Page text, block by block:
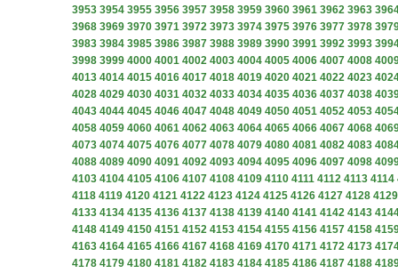
3953 3954 3955 3956 3957 3958 3959 3960 3961 3962 3963
3968 3969 3970 3971 3972 3973 3974 3975 3976 3977 3978
3983 3984 3985 3986 3987 3988 3989 3990 3991 3992 3993
3998 3999 4000 4001 4002 4003 4004 4005 4006 4007 4008
4013 4014 4015 4016 4017 4018 4019 4020 4021 4022 4023
4028 4029 4030 4031 4032 4033 4034 4035 4036 4037 4038
4043 4044 4045 4046 4047 4048 4049 4050 4051 4052 4053
4058 4059 4060 4061 4062 4063 4064 4065 4066 4067 4068
4073 4074 4075 4076 4077 4078 4079 4080 4081 4082 4083
4088 4089 4090 4091 4092 4093 4094 4095 4096 4097 4098
4103 4104 4105 4106 4107 4108 4109 4110 4111 4112 4113 4114
4118 4119 4120 4121 4122 4123 4124 4125 4126 4127 4128 4129
4133 4134 4135 4136 4137 4138 4139 4140 4141 4142 4143
4148 4149 4150 4151 4152 4153 4154 4155 4156 4157 4158
4163 4164 4165 4166 4167 4168 4169 4170 4171 4172 4173
4178 4179 4180 4181 4182 4183 4184 4185 4186 4187 4188